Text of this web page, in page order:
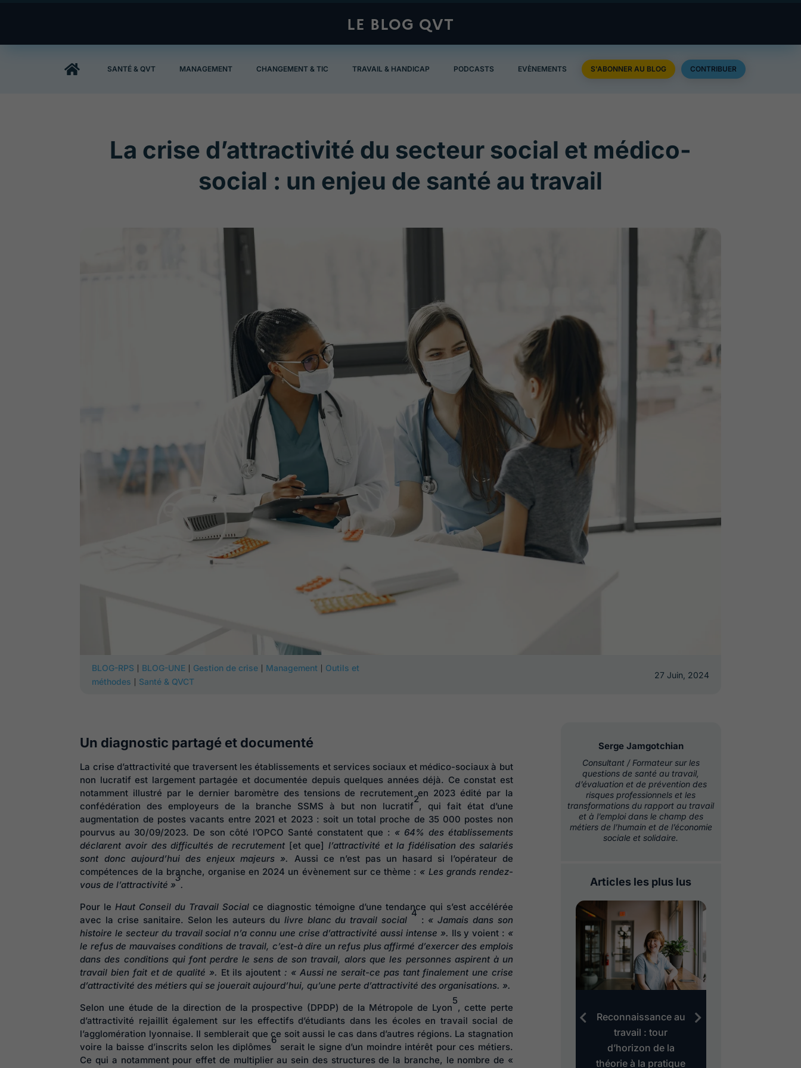
LE BLOG QVT
 SANTÉ & QVT MANAGEMENT CHANGEMENT & TIC TRAVAIL & HANDICAP PODCASTS EVÈNEMENTS S'ABONNER AU BLOG CONTRIBUER
La crise d’attractivité du secteur social et médico-
social : un enjeu de santé au travail
BLOG-RPS | BLOG-UNE | Gestion de crise | Management | Outils et
méthodes | Santé & QVCT
27 Juin, 2024
Un diagnostic partagé et documenté
La crise d’attractivité que traversent les établissements et services sociaux et médico-sociaux à but
non lucratif est largement partagée et documentée depuis quelques années déjà. Ce constat est
notamment illustré par le dernier baromètre des tensions de recrutement en 2023 édité par la
confédération des employeurs de la branche SSMS à but non lucratif
2
, qui fait état d’une
augmentation de postes vacants entre 2021 et 2023 : soit un total proche de 35 000 postes non
pourvus au 30/09/2023. De son côté l’OPCO Santé constatent que : « 64% des établissements
déclarent avoir des difficultés de recrutement [et que] l’attractivité et la fidélisation des salariés
sont donc aujourd’hui des enjeux majeurs ». Aussi ce n’est pas un hasard si l’opérateur de
compétences de la branche, organise en 2024 un évènement sur ce thème : « Les grands rendez-
vous de l’attractivité »
3
.
Pour leHaut Conseil du Travail Socialce diagnostic témoigne d’une tendance qui s’est accélérée
avec la crise sanitaire. Selon les auteurs du livre blanc du travail social
4
: « Jamais dans son
histoire le secteur du travail social n’a connu une crise d’attractivité aussi intense ». Ils y voient : «
le refus de mauvaises conditions de travail, c’est-à dire un refus plus affirmé d’exercer des emplois
dans des conditions qui font perdre le sens de son travail, alors que les personnes aspirent à un
travail bien fait et de qualité ». Et ils ajoutent : « Aussi ne serait-ce pas tant finalement une crise
d’attractivité des métiers qui se jouerait aujourd’hui, qu’une perte d’attractivité des organisations. ».
Selon une étude de la direction de la prospective (DPDP) de la Métropole de Lyon
5
, cette perte
d’attractivité rejaillit également sur les effectifs d’étudiants dans les écoles en travail social de
l’agglomération lyonnaise. Il semblerait que ce soit aussi le cas dans d’autres régions. La stagnation
voire la baisse d’inscrits selon les diplômes
6
serait le signe d’un moindre intérêt pour ces métiers.
Ce qui a notamment pour effet de multiplier au sein des structures de la branche, le nombre de «
Serge Jamgotchian
Consultant / Formateur sur les
questions de santé au travail,
d’évaluation et de prévention des
risques professionnels et les
transformations du rapport au travail
et à l’emploi dans le champ des
métiers de l’humain et de l’économie
sociale et solidaire.
Articles les plus lus
Harcèlement au
travail : quelles
actions pour
maîtriser les
Reconnaissance au
travail : tour
d’horizon de la
théorie à la pratique